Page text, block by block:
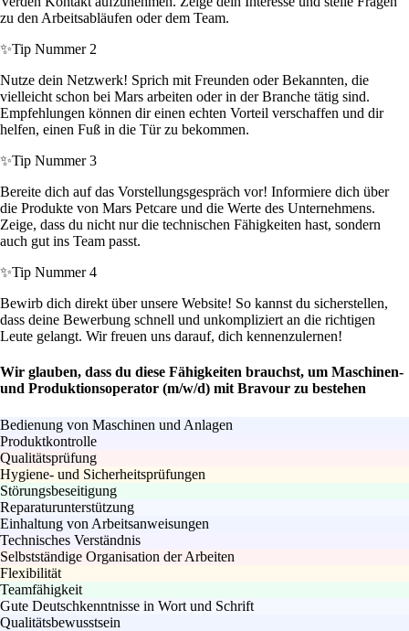
zu den Arbeitsabläufen oder dem Team.
✨Tip Nummer 2
Nutze dein Netzwerk! Sprich mit Freunden oder Bekannten, die
vielleicht schon bei Mars arbeiten oder in der Branche tätig sind.
Empfehlungen können dir einen echten Vorteil verschaffen und dir
helfen, einen Fuß in die Tür zu bekommen.
✨Tip Nummer 3
Bereite dich auf das Vorstellungsgespräch vor! Informiere dich über
die Produkte von Mars Petcare und die Werte des Unternehmens.
Zeige, dass du nicht nur die technischen Fähigkeiten hast, sondern
auch gut ins Team passt.
✨Tip Nummer 4
Bewirb dich direkt über unsere Website! So kannst du sicherstellen,
dass deine Bewerbung schnell und unkompliziert an die richtigen
Leute gelangt. Wir freuen uns darauf, dich kennenzulernen!
Wir glauben, dass du diese Fähigkeiten brauchst, um Maschinen-
und Produktionsoperator (m/w/d) mit Bravour zu bestehen
Bedienung von Maschinen und Anlagen
Produktkontrolle
Qualitätsprüfung
Hygiene- und Sicherheitsprüfungen
Störungsbeseitigung
Reparaturunterstützung
Einhaltung von Arbeitsanweisungen
Technisches Verständnis
Selbstständige Organisation der Arbeiten
Flexibilität
Teamfähigkeit
Gute Deutschkenntnisse in Wort und Schrift
Qualitätsbewusstsein